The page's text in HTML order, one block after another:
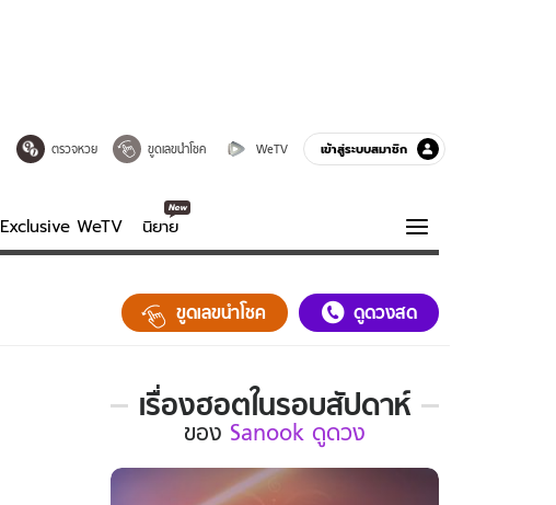
ตรวจหวย ขูดเลขนำโชค WeTV เข้าสู่ระบบสมาชิก
Exclusive WeTV นิยาย
ความรู้รอบตัว
ฮาวทู
ขูดเลขนำโชค ดูดวงสด
เรื่องฮอตในรอบสัปดาห์
เรื่อง
ใน
รอบ
ของ Sanook ดูดวง